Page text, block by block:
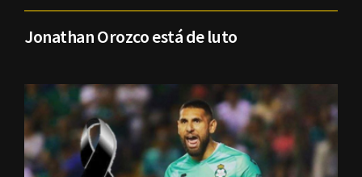
Jonathan Orozco está de luto